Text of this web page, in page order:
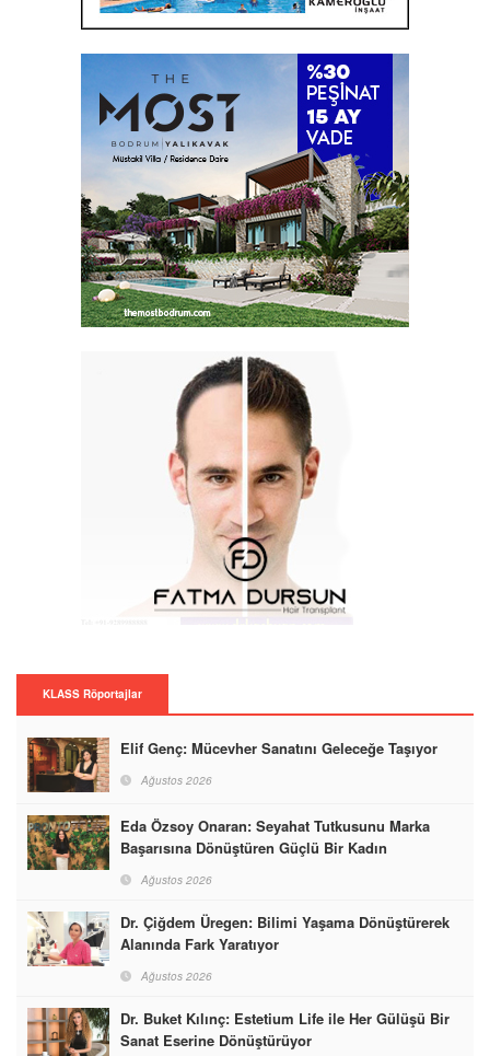
KLASS Röportajlar
Elif Genç: Mücevher Sanatını Geleceğe Taşıyor
Ağustos 2026
Eda Özsoy Onaran: Seyahat Tutkusunu Marka
Başarısına Dönüştüren Güçlü Bir Kadın
Ağustos 2026
Dr. Çiğdem Üregen: Bilimi Yaşama Dönüştürerek
Alanında Fark Yaratıyor
Ağustos 2026
Dr. Buket Kılınç: Estetium Life ile Her Gülüşü Bir
Sanat Eserine Dönüştürüyor